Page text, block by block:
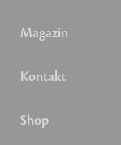
Magazin
Kontakt
Shop